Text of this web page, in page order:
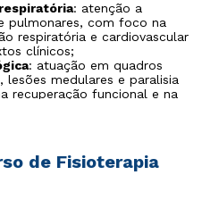
: atenção a
pulmonares, com foco na
respiratória e cardiovascular
clínicos;
: atuação em quadros
lesões medulares e paralisia
recuperação funcional e na
: reabilitação em piscina
de Fisioterapia